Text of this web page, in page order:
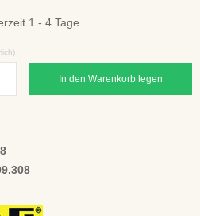
1 - 4 Tage
In den Warenkorb legen